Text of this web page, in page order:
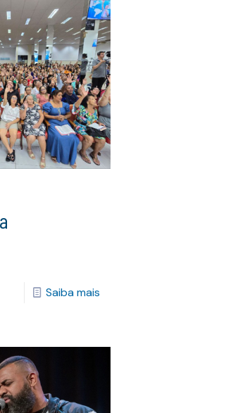
Saiba mais